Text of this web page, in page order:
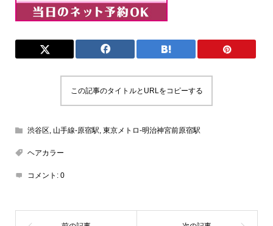
この記事のタイトルとURLをコピーする
渋谷区, 山手線-原宿駅, 東京メトロ-明治神宮前原宿駅
ヘアカラー
コメント: 0